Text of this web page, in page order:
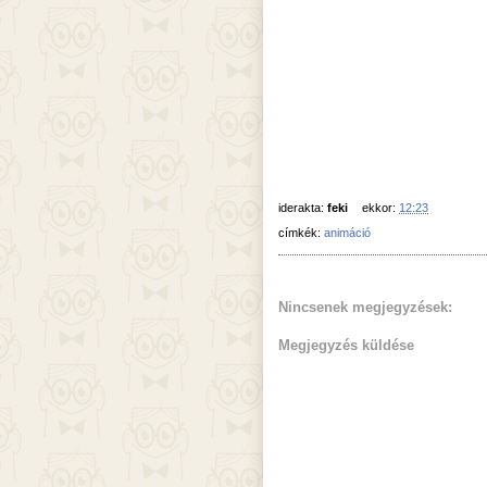
iderakta: feki ekkor: 12:23
címkék: animáció
Nincsenek megjegyzések:
Megjegyzés küldése